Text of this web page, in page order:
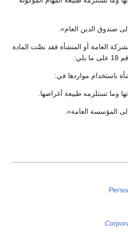
العامة أو المنشأة فقد نصَّت المادة
باستخدام مواردها في: